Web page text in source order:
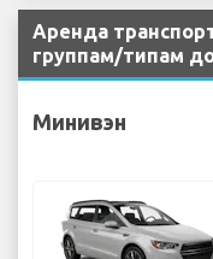
Аренда
группам/типам
Минивэн